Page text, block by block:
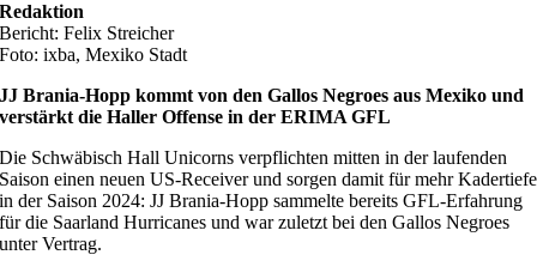
Redaktion
Bericht: Felix Streicher
Foto: ixba, Mexiko Stadt
JJ Brania-Hopp kommt von den Gallos Negroes aus Mexiko und
verstärkt die Haller Offense in der ERIMA GFL
Die Schwäbisch Hall Unicorns verpflichten mitten in der laufenden
Saison einen neuen US-Receiver und sorgen damit für mehr Kadertiefe
in der Saison 2024: JJ Brania-Hopp sammelte bereits GFL-Erfahrung
für die Saarland Hurricanes und war zuletzt bei den Gallos Negroes
unter Vertrag.